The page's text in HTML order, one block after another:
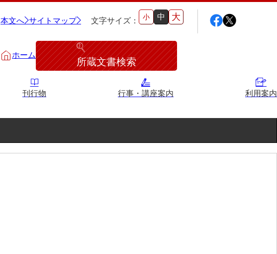
本文へ サイトマップ 文字サイズ： 小 中 大
ホーム
所蔵文書検索
刊行物 行事・講座案内 利用案内